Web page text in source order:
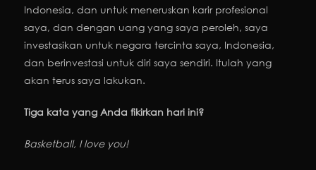
Indonesia, dan untuk meneruskan karir profesional
saya, dan dengan uang yang saya peroleh, saya
investasikan untuk negara tercinta saya, Indonesia,
dan berinvestasi untuk diri saya sendiri. Itulah yang
akan terus saya lakukan.
Tiga kata yang Anda fikirkan hari ini?
Basketball, I love you!